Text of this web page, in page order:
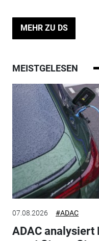
MEHR ZU DS
MEISTGELESEN
07.08.2026 #ADAC
ADAC analysiert